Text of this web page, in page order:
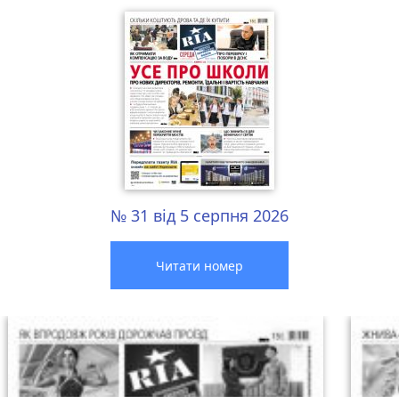
№ 31 від 5 серпня 2026
Читати номер